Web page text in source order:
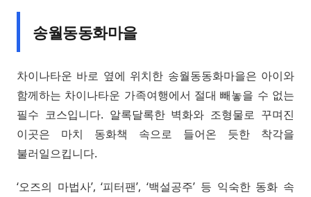
송월동동화마을
차이나타운 바로 옆에 위치한 송월동동화마을은 아이와
함께하는 차이나타운 가족여행에서 절대 빼놓을 수 없는
필수 코스입니다. 알록달록한 벽화와 조형물로 꾸며진
이곳은 마치 동화책 속으로 들어온 듯한 착각을
불러일으킵니다.
‘오즈의 마법사’, ‘피터팬’, ‘백설공주’ 등 익숙한 동화 속